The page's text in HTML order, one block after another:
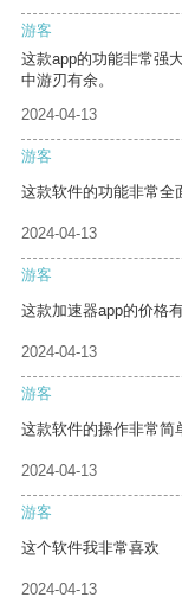
游客
这款app的功能非常强
中游刃有余。
2024-04-13
游客
这款软件的功能非常全
2024-04-13
游客
这款加速器app的价格
2024-04-13
游客
这款软件的操作非常简
2024-04-13
游客
这个软件我非常喜欢
2024-04-13